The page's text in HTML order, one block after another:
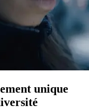
unique